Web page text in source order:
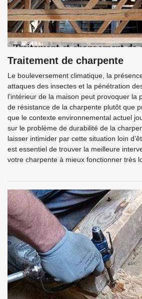
Traitement de charpente
Le bouleversement climatique, la
attaques des insectes et la pénétration
l’intérieur de la maison peut provoquer la
de résistance de la charpente plutôt que
que le contexte environnemental actuel
sur le problème de durabilité de la
laisser intimider par cette situation loin
est essentiel de trouver la meilleure
votre charpente à mieux fonctionner très